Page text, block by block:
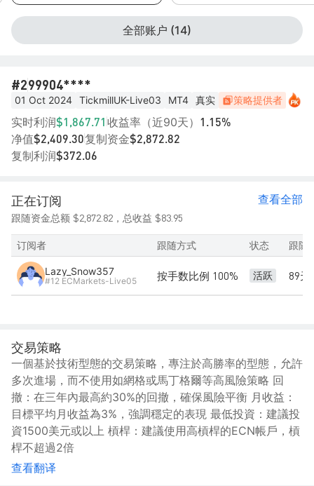
全部账户 (14)
#299904****
01 Oct 2024 TickmillUK-Live03 MT4 真实 策略提供者
实时利润$1,867.71 收益率（近90天） 1.15%
净值$2,409.30复制资金$2,872.82
复制利润$372.06
正在订阅 查看全部
跟随资金总额 $2,872.82 ，总收益 $83.95
订阅者 跟随方式 状态 跟随
Lazy_Snow357
#12 ECMarkets-Live05 按手数比例 100% 活跃 89天
交易策略
一個基於技術型態的交易策略，專注於高勝率的型態，允許
多次進場，而不使用如網格或馬丁格爾等高風險策略 回
撤：在三年內最高約30%的回撤，確保風險平衡 月收益：
目標平均月收益為3%，強調穩定的表現 最低投資：建議投
資1500美元或以上 槓桿：建議使用高槓桿的ECN帳戶，槓
桿不超過2倍
查看翻译